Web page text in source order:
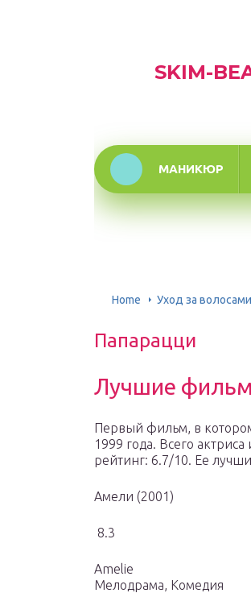
SKIM-
МАНИКЮР
Home Уход за волосами
Папарацци
Лучшие
Первый фильм, в
1999 года. Всего
рейтинг: 6.7/10. Ее
Амели (2001)
8.3
Amelie
Мелодрама, Комедия